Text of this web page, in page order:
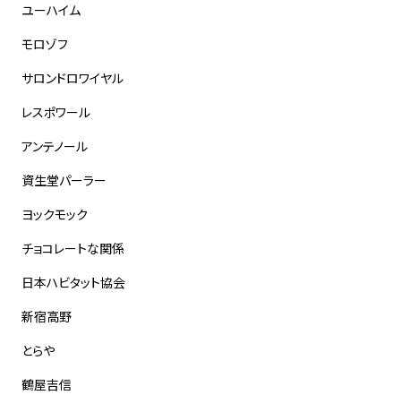
ユーハイム
モロゾフ
サロンドロワイヤル
レスポワール
アンテノール
資生堂パーラー
ヨックモック
チョコレートな関係
日本ハビタット協会
新宿高野
とらや
鶴屋吉信